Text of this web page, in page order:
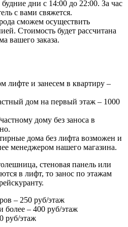
дни с 14:00 до 22:00. За час
с вами свяжется.
сможем осуществить
Стоимость будет рассчитана
вашего заказа.
лифте и занесем в квартиру –
дом на первый этаж – 1000
дому без заноса в
дома без лифта возможен и
менеджером нашего магазина.
стеновая панель или
в лифт, то занос по этажам
– 250 руб/этаж
более – 400 руб/этаж
руб/этаж